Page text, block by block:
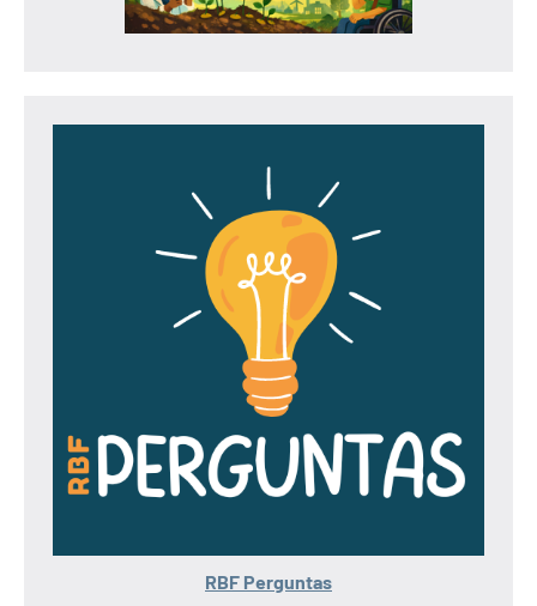
RBF Perguntas